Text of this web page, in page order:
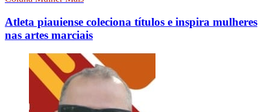
Atleta piauiense coleciona títulos e inspira mulheres
nas artes marciais